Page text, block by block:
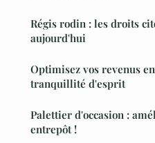
Régis rodin : les droits
aujourd'hui
Optimisez vos revenus
tranquillité d'esprit
Palettier d'occasion :
entrepôt !